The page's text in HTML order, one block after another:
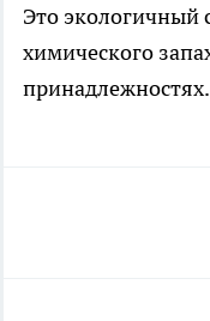
Это экологичный
химического
принадлежностях.